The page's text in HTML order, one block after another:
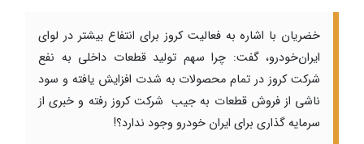
خضریان با اشاره به فعالیت کروز برای انتفاع بیشتر در لوای
ایران‌خودرو، گفت: چرا سهم تولید قطعات داخلی به نفع
شرکت کروز در تمام محصولات به شدت افزایش یافته و سود
ناشی از فروش قطعات به جیب شرکت کروز رفته و خبری از
سرمایه گذاری برای ایران خودرو وجود ندارد؟!